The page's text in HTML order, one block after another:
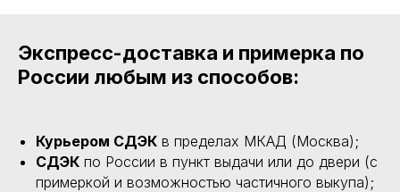
Экспресс-доставка и примерка по
России любым из способов:
Курьером СДЭК в пределах МКАД (Москва);
СДЭК по России в пункт выдачи или до двери (с
примеркой и возможностью частичного выкупа);